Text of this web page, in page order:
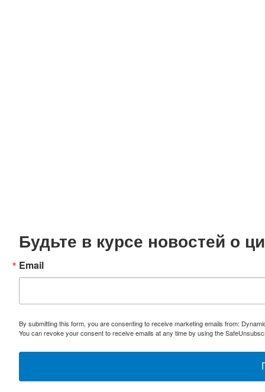
Будьте в курсе новостей о
Email
By submitting this form, you are consenting to receive marketing emails from:
You can revoke your consent to receive emails at any time by using the